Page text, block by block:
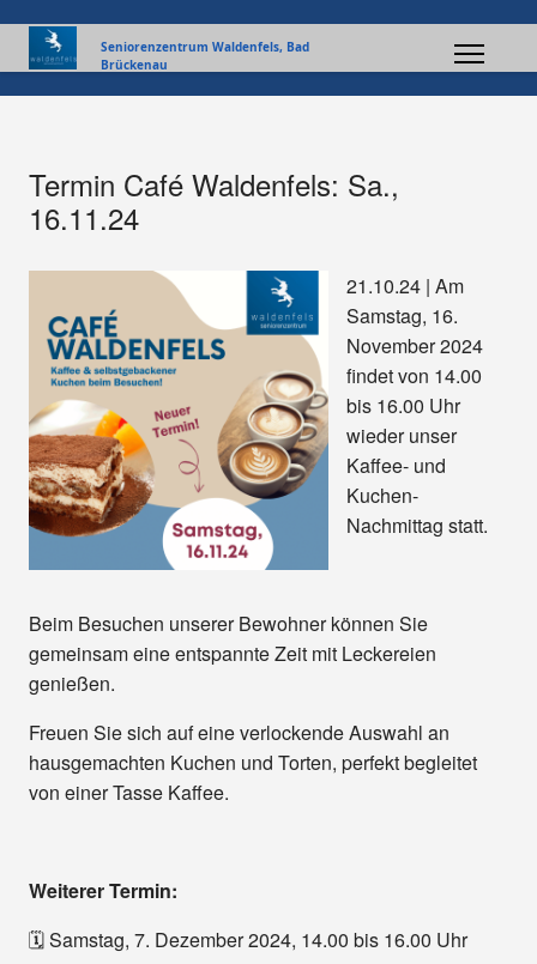
Seniorenzentrum Waldenfels, Bad
Brückenau
Termin Café Waldenfels: Sa.,
16.11.24
21.10.24 | Am
Samstag, 16.
November 2024
findet von 14.00
bis 16.00 Uhr
wieder unser
Kaffee- und
Kuchen-
Nachmittag statt.
Beim Besuchen unserer Bewohner können Sie
gemeinsam eine entspannte Zeit mit Leckereien
genießen.
Freuen Sie sich auf eine verlockende Auswahl an
hausgemachten Kuchen und Torten, perfekt begleitet
von einer Tasse Kaffee.
Weiterer Termin:
🗓️ Samstag, 7. Dezember 2024, 14.00 bis 16.00 Uhr